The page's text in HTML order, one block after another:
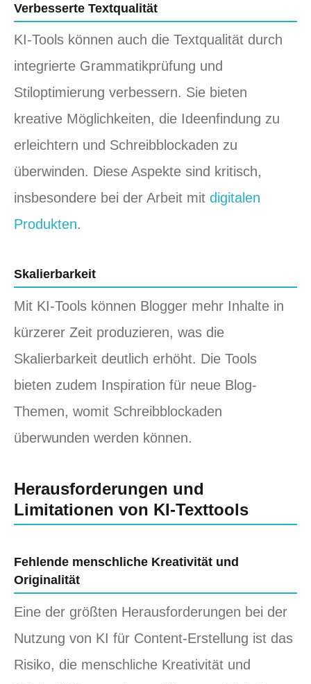
Verbesserte Textqualität
KI-Tools können auch die Textqualität durch
integrierte Grammatikprüfung und
Stiloptimierung verbessern. Sie bieten
kreative Möglichkeiten, die Ideenfindung zu
erleichtern und Schreibblockaden zu
überwinden. Diese Aspekte sind kritisch,
insbesondere bei der Arbeit mit digitalen
Produkten.
Skalierbarkeit
Mit KI-Tools können Blogger mehr Inhalte in
kürzerer Zeit produzieren, was die
Skalierbarkeit deutlich erhöht. Die Tools
bieten zudem Inspiration für neue Blog-
Themen, womit Schreibblockaden
überwunden werden können.
Herausforderungen und
Limitationen von KI-Texttools
Fehlende menschliche Kreativität und
Originalität
Eine der größten Herausforderungen bei der
Nutzung von KI für Content-Erstellung ist das
Risiko, die menschliche Kreativität und